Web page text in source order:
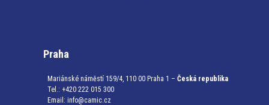
Praha
Mariánské náměstí 159/4, 110 00 Praha 1 – Česká republika
Tel.: +420 222 015 300
Email: info@camic.cz